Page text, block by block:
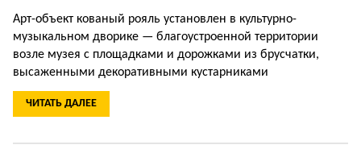
Арт-объект кованый рояль установлен в культурно-
музыкальном дворике — благоустроенной территории
возле музея с площадками и дорожками из брусчатки,
высаженными декоративными кустарниками
ЧИТАТЬ ДАЛЕЕ